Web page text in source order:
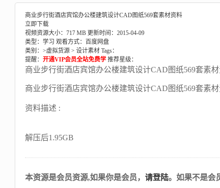
商业步行街酒店宾馆办公楼建筑设计CAD图纸569套素材资料
立即下载
视频资源大小：717 MB 更新时间：2015-04-09
类型：学习 观看方式：百度网盘
类别：>虚拟货源 > 设计素材 Tags：
提醒： 开通VIP会员全站免费学 推荐星级：
商业步行街酒店宾馆办公楼建筑设计CAD图纸569套素
商业步行街酒店宾馆办公楼建筑设计CAD图纸569套素
资料描述 :
解压后1.95GB
本资源是会员资源,如果你是会员， 请登陆。如果不是会